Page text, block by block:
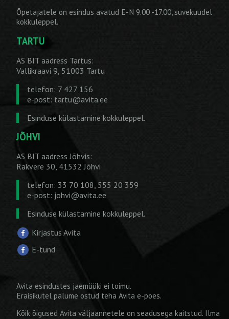
Õpetajatele on esindus avatud E-N 9.00 -17.00, suvekuudel
kokkuleppel.
TARTU
AS BIT aadress Tartus:
Vallikraavi 9, 51003 Tartu
telefon: 7 427 156
e-post: tartu@avita.ee
Esinduse külastamine kokkuleppel.
JÕHVI
AS BIT aadress Jõhvis:
Rakvere 30, 41532 Jõhvi
telefon: 33 70 108, 555 20 359
e-post: johvi@avita.ee
Esinduse külastamine kokkuleppel.
Kirjastus Avita
E-tund
Avita esindustes jaemüüki ei toimu.
Eraisikutel palume ostud teha Avita e-poes.
Kõik õigused Avita väljaannetele on seadusega kaitstud. Ilma